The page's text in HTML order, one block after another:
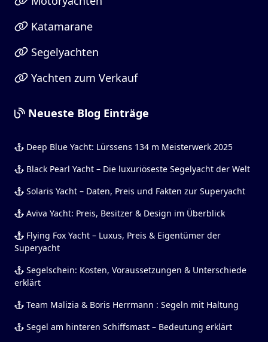
Katamarane
Segelyachten
Yachten zum Verkauf
Neueste Blog Einträge
Deep Blue Yacht: Lürssens 134 m Meisterwerk 2025
Black Pearl Yacht – Die luxuriöseste Segelyacht der Welt
Solaris Yacht – Daten, Preis und Fakten zur Superyacht
Aviva Yacht: Preis, Besitzer & Design im Überblick
Flying Fox Yacht – Luxus, Preis & Eigentümer der
Superyacht
Segelschein: Kosten, Voraussetzungen & Unterschiede
erklärt
Team Malizia & Boris Herrmann : Segeln mit Haltung
Segel am hinteren Schiffsmast – Bedeutung erklärt